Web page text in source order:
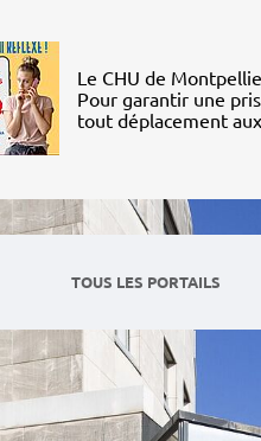
Le CHU de
Pour garantir une
tout déplacement
TOUS LES PORTAILS